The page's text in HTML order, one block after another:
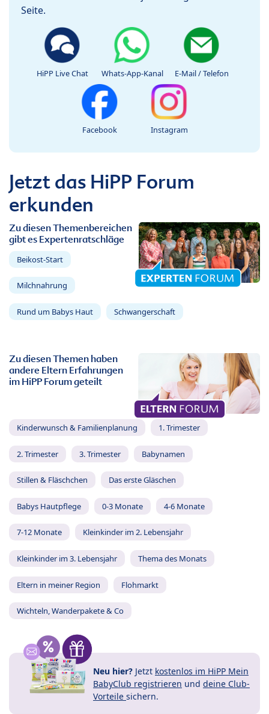
Seite.
HiPP Live Chat Whats-App-Kanal E-Mail / Telefon
Facebook Instagram
Jetzt das HiPP Forum
erkunden
Zu diesen Themenbereichen
gibt es Expertenratschläge
Beikost-Start
Milchnahrung
Rund um Babys Haut Schwangerschaft
Zu diesen Themen haben
andere Eltern Erfahrungen
im HiPP Forum geteilt
Kinderwunsch & Familienplanung 1. Trimester
2. Trimester 3. Trimester Babynamen
Stillen & Fläschchen Das erste Gläschen
Babys Hautpflege 0-3 Monate 4-6 Monate
7-12 Monate Kleinkinder im 2. Lebensjahr
Kleinkinder im 3. Lebensjahr Thema des Monats
Eltern in meiner Region Flohmarkt
Wichteln, Wanderpakete & Co
Neu hier? Jetzt kostenlos im HiPP Mein
BabyClub registrieren und deine Club-
Vorteile sichern.